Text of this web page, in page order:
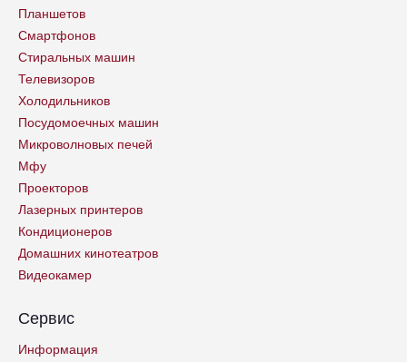
Планшетов
Смартфонов
Стиральных машин
Телевизоров
Холодильников
Посудомоечных машин
Микроволновых печей
Мфу
Проекторов
Лазерных принтеров
Кондиционеров
Домашних кинотеатров
Видеокамер
Сервис
Информация